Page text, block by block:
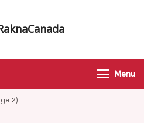
คนาดา ทัวร์อเมริกา ทัวร์ทั่วโลก
Menu
2)